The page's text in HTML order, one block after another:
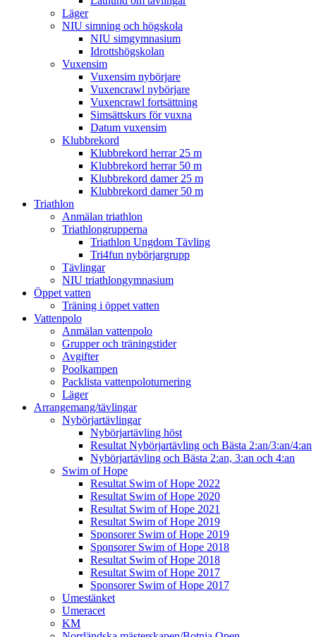
Läger
NIU simning och högskola
NIU simgymnasium
Idrottshögskolan
Vuxensim
Vuxensim nybörjare
Vuxencrawl nybörjare
Vuxencrawl fortsättning
Simsättskurs för vuxna
Datum vuxensim
Klubbrekord
Klubbrekord herrar 25 m
Klubbrekord herrar 50 m
Klubbrekord damer 25 m
Klubbrekord damer 50 m
Triathlon
Anmälan triathlon
Triathlongrupperna
Triathlon Ungdom Tävling
Tri4fun nybörjargrupp
Tävlingar
NIU triathlongymnasium
Öppet vatten
Träning i öppet vatten
Vattenpolo
Anmälan vattenpolo
Grupper och träningstider
Avgifter
Poolkampen
Packlista vattenpoloturnering
Läger
Arrangemang/tävlingar
Nybörjartävlingar
Nybörjartävling höst
Resultat Nybörjartävling och Bästa 2:an/3:an/4:an
Nybörjartävling och Bästa 2:an, 3:an och 4:an
Swim of Hope
Resultat Swim of Hope 2022
Resultat Swim of Hope 2020
Resultat Swim of Hope 2021
Resultat Swim of Hope 2019
Sponsorer Swim of Hope 2019
Sponsorer Swim of Hope 2018
Resultat Swim of Hope 2018
Resultat Swim of Hope 2017
Sponsorer Swim of Hope 2017
Umestänket
Umeracet
KM